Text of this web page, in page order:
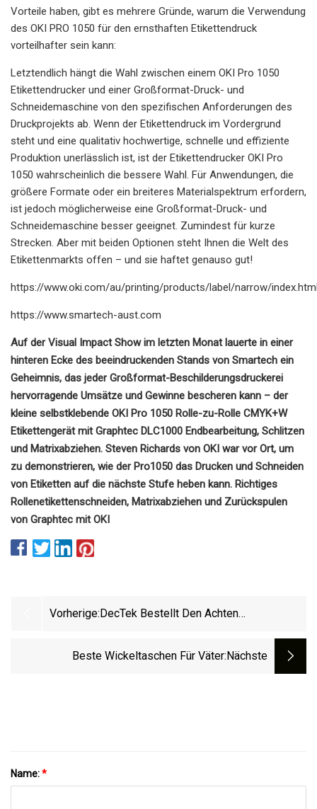
Vorteile haben, gibt es mehrere Gründe, warum die Verwendung
des OKI PRO 1050 für den ernsthaften Etikettendruck
vorteilhafter sein kann:
Letztendlich hängt die Wahl zwischen einem OKI Pro 1050
Etikettendrucker und einer Großformat-Druck- und
Schneidemaschine von den spezifischen Anforderungen des
Druckprojekts ab. Wenn der Etikettendruck im Vordergrund
steht und eine qualitativ hochwertige, schnelle und effiziente
Produktion unerlässlich ist, ist der Etikettendrucker OKI Pro
1050 wahrscheinlich die bessere Wahl. Für Anwendungen, die
größere Formate oder ein breiteres Materialspektrum erfordern,
ist jedoch möglicherweise eine Großformat-Druck- und
Schneidemaschine besser geeignet. Zumindest für kurze
Strecken. Aber mit beiden Optionen steht Ihnen die Welt des
Etikettenmarkts offen – und sie haftet genauso gut!
https://www.oki.com/au/printing/products/label/narrow/
https://www.smartech-aust.com
Auf der Visual Impact Show im letzten Monat lauerte in einer
hinteren Ecke des beeindruckenden Stands von Smartech ein
Geheimnis, das jeder Großformat-Beschilderungsdruckerei
hervorragende Umsätze und Gewinne bescheren kann – der
kleine selbstklebende OKI Pro 1050 Rolle-zu-Rolle CMYK+W
Etikettengerät mit Graphtec DLC1000 Endbearbeitung, Schlitzen
und Matrixabziehen. Steven Richards von OKI war vor Ort, um
zu demonstrieren, wie der Pro1050 das Drucken und Schneiden
von Etiketten auf die nächste Stufe heben kann. Richtiges
Rollenetikettenschneiden, Matrixabziehen und Zurückspulen
von Graphtec mit OKI
Vorherige: DecTek Bestellt Den Achten
Beste Wickeltaschen Für Väter:nächste
Name:*